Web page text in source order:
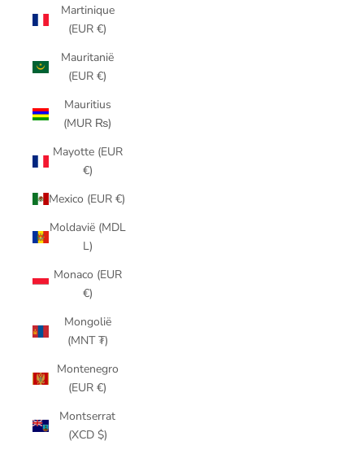
Martinique
(EUR €)
Mauritanië
(EUR €)
Mauritius
(MUR ₨)
Mayotte (EUR
€)
Mexico (EUR €)
Moldavië (MDL
L)
Monaco (EUR
€)
Mongolië
(MNT ₮)
Montenegro
(EUR €)
Montserrat
(XCD $)